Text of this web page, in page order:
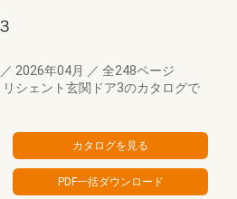
／ 2026年04月 ／ 全248ページ
リシェント玄関ドア3のカタログで